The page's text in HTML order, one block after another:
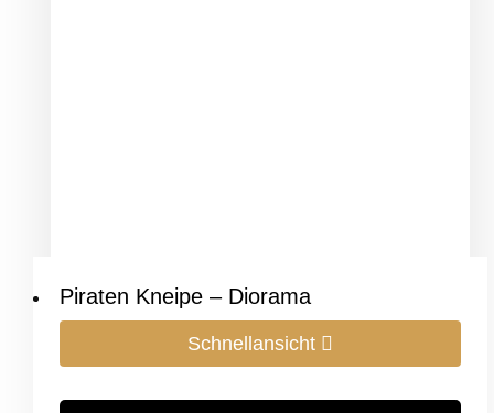
Piraten Kneipe – Diorama
Schnellansicht